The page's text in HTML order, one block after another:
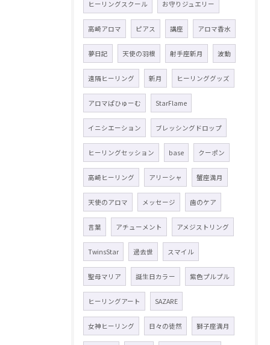
ヒーリングスクール お守りジュエリー
高崎アロマ ピアス 講座 アロマ香水
夢日記 天使の羽根 射手座新月 波動
遠隔ヒーリング 新月 ヒーリンググッズ
アロマぱひゅーむ StarFlame
イニシエーション ブレッシングドロップ
ヒーリングセッション base クーポン
高崎ヒーリング アリーシャ 蟹座満月
天使のアロマ メッセージ 歯のケア
言葉 アチューメント アメジストリング
TwinsStar 過去世 スマイル
聖母マリア 誕生日カラー 紫色プルプル
ヒーリングアート SAZARE
女神ヒーリング 日々の徒然 獅子座満月